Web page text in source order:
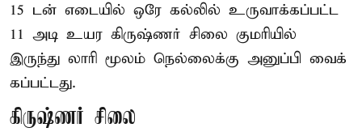
15 டன் எடையில் ஒரே கல்லில் உருவாக்கப்பட்ட
11 அடி உயர கிருஷ்ணர் சிலை குமரியில்
இருந்து லாரி மூலம் நெல்லைக்கு அனுப்பி வைக்
கப்பட்டது.
கிருஷ்ணர் சிலை